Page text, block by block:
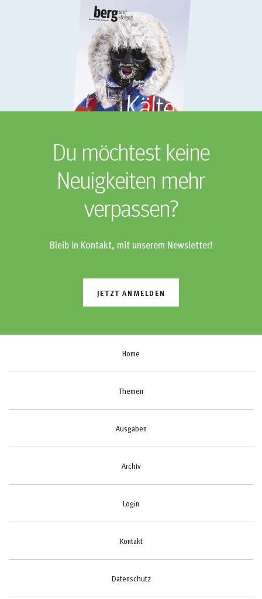
Du möchtest keine
Neuigkeiten mehr
verpassen?
Bleib in Kontakt, mit unserem Newsletter!
JETZT ANMELDEN
Home
Themen
Ausgaben
Archiv
Login
Kontakt
Datenschutz